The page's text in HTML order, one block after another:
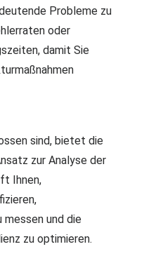
Probleme zu
oder
damit Sie
sind, bietet die
zur Analyse der
Ihnen,
und die
zu optimieren.